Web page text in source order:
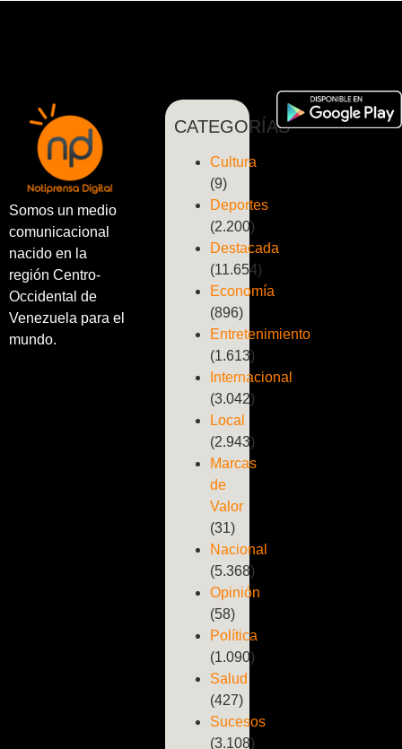
Somos un medio
comunicacional
nacido en la
región Centro-
Occidental de
Venezuela para el
mundo.
CATEGORÍAS
Cultura
(9)
Deportes
(2.200)
Destacada
(11.654)
Economía
(896)
Entretenimiento
(1.613)
Internacional
(3.042)
Local
(2.943)
Marcas
de
Valor
(31)
Nacional
(5.368)
Opinión
(58)
Política
(1.090)
Salud
(427)
Sucesos
(3.108)